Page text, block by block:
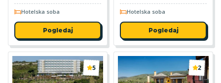
Hotelska soba
Pogledaj
Hotelska soba
Pogledaj
5 2